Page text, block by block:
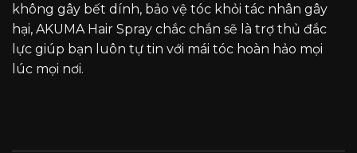
không gây bết dính, bảo vệ tóc khỏi tác nhân gây
hại, AKUMA Hair Spray chắc chắn sẽ là trợ thủ đắc
lực giúp bạn luôn tự tin với mái tóc hoàn hảo mọi
lúc mọi nơi.